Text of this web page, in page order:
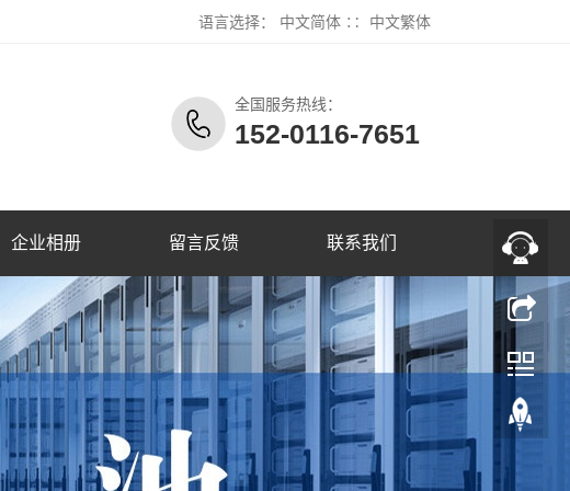
语言选择： 中文简体 ∷ 中文繁体
全国服务热线：
152-0116-7651
企业相册 留言反馈 联系我们